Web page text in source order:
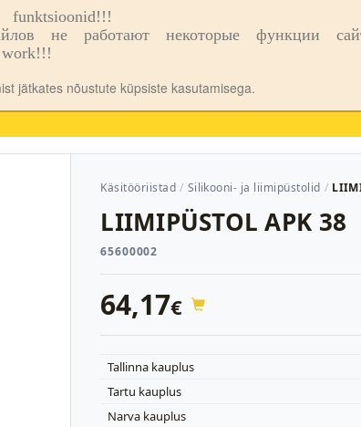
не работают некоторые функции
jätkates nõustute küpsiste kasutamisega.
Käsitööriistad Silikooni- ja liimipüstolid
LIIMIPÜSTOL APK 38
65600002
64,17€
Tallinna kauplus
Tartu kauplus
Narva kauplus